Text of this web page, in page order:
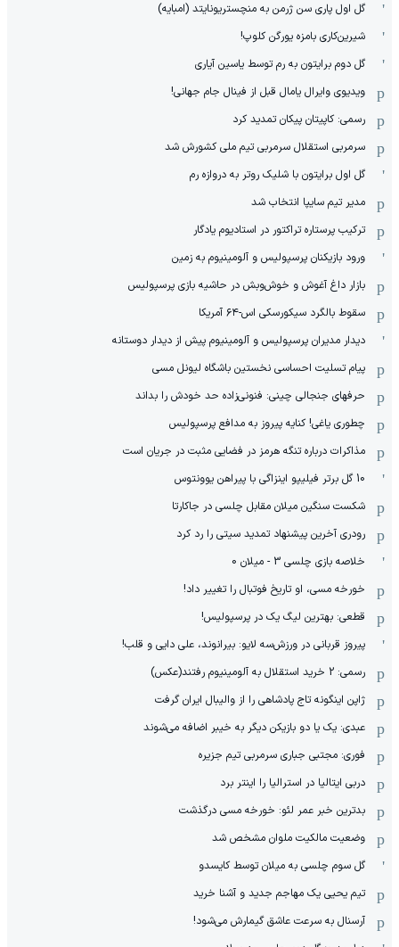
گل اول پاری سن ژرمن به منچستریونایتد (امبایه)
شیرین‌کاری بامزه یورگن کلوپ!
گل دوم برایتون به رم توسط یاسین آیاری
ویدیوی وایرال یامال قبل از فینال جام جهانی!
رسمی: کاپیتان پیکان تمدید کرد
سرمربی استقلال سرمربی تیم ملی کشورش شد
گل اول برایتون با شلیک روتر به دروازه رم
مدیر تیم سایپا انتخاب شد
ترکیب پرستاره تراکتور در استادیوم یادگار
ورود بازیکنان پرسپولیس و آلومینیوم به زمین
بازار داغ آغوش و خوش‌و‌بش در حاشیه بازی پرسپولیس
سقوط بالگرد سیکورسکی اس-۶۴ آمریکا
دیدار مدیران پرسپولیس و آلومینیوم پیش از دیدار دوستانه
پیام تسلیت احساسی نخستین باشگاه لیونل مسی
حرفهای جنجالی چینی: فنونی‌زاده حد خودش را بداند
چطوری یاغی! کنایه پیروز به مدافع پرسپولیس
مذاکرات درباره تنگه هرمز در فضایی مثبت در جریان است
10 گل برتر فیلیپو اینزاگی با پیراهن یوونتوس
شکست سنگین میلان مقابل چلسی در جاکارتا
رودری آخرین پیشنهاد تمدید سیتی را رد کرد
خلاصه بازی چلسی 3 - میلان 0
خورخه مسی، او تاریخ فوتبال را تغییر داد!
قطعی: بهترین لیگ یک در پرسپولیس!
پیروز قربانی در ورزش‌سه لایو: بیرانوند، علی دایی و قلب!
رسمی: 2 خرید استقلال به آلومینیوم رفتند(عکس)
ژاپن اینگونه تاج پادشاهی را از والیبال ایران گرفت
عبدی: یک یا دو بازیکن دیگر به خیبر اضافه می‌شوند
فوری: مجتبی جباری سرمربی تیم جزیره
دربی ایتالیا در استرالیا را اینتر برد
بدترین خبر عمر لئو: خورخه مسی درگذشت
وضعیت مالکیت ملوان مشخص شد
گل سوم چلسی به میلان توسط کایسدو
تیم یحیی یک مهاجم جدید و آشنا خرید
آرسنال به سرعت عاشق گیمارش می‌شود!